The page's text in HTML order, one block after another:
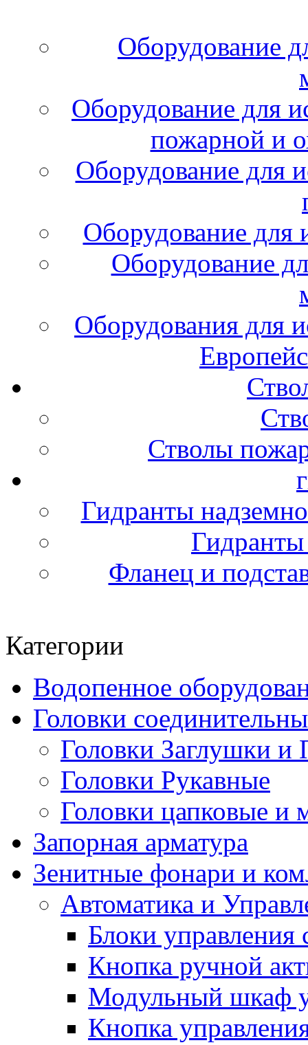
Оборудование
Оборудование для
пожарной и
Оборудование для
Оборудование для
Оборудование
Оборудования для
Стволы
Гидранты
Фланец и
Категории
Водопенное
Головки
Головки Заглушки и
Головки Рукавные
Головки цапковые и
Запорная арматура
Зенитные фонари и
Автоматика и
Блоки
Кнопка ручной
Модульный шкаф
Кнопка